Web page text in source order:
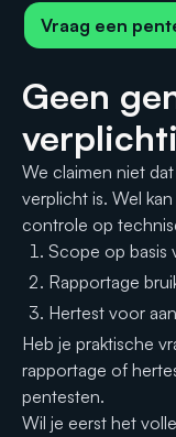
Vraag een
Geen
We claimen niet
verplicht is. Wel
controle op
Scope op basis
Rapportage
Hertest voor
Heb je praktische
rapportage of
pentesten.
Wil je eerst het